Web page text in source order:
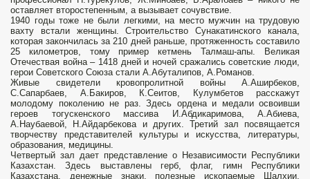
оставляет второстепенным, а вызывает сочувствие.
1940 годы тоже не были легкими, на место мужчин на трудовую
вахту встали женщины. Строительство Сунакатинского канала,
которая закончилась за 210 дней раньше, протяженность составило
25 километров, тому пример кетмень Талмаш-апы. Великая
Отечествая война – 1418 дней и ночей сражались советские люди,
герои Советского Союза стали А.Абуталипов, А.Романов.
Живые свидетели кровопролитной войны А.Аширбеков,
С.Сапарбаев, А.Бакиров, К.Сеитов, Кулумбетов расскажут
молодому поколению не раз. Здесь ордена и медали освоивши
героев тогускенского массива И.Абдикаримова, А.Абиева,
А.Наубаевой, Н.Айдарбекова и других. Третий зал посвящается
творчеству представителей культуры и искусства, литературы,
образования, медицины.
Четвертый зал дает представление о Независимости Республики
Казахстан. Здесь выставлены герб, флаг, гимн Республики
Казахстана, денежные знаки, полезные ископаемые Шалхии,